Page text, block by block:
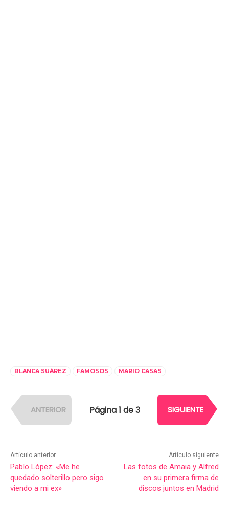
BLANCA SUÁREZ FAMOSOS MARIO CASAS
ANTERIOR Página 1 de 3 SIGUIENTE
Artículo anterior
Pablo López: «Me he
quedado solterillo pero sigo
viendo a mi ex»
Artículo siguiente
Las fotos de Amaia y Alfred
en su primera firma de
discos juntos en Madrid